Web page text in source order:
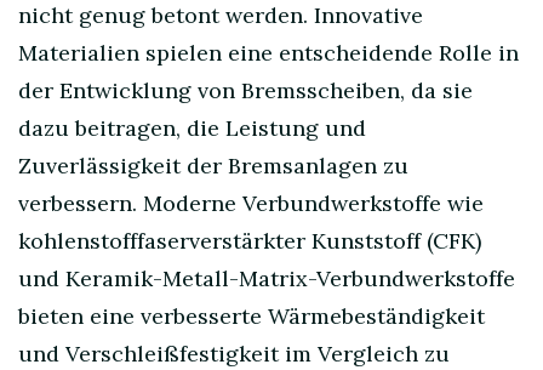
nicht genug betont werden. Innovative
Materialien spielen eine entscheidende Rolle in
der Entwicklung von Bremsscheiben, da sie
dazu beitragen, die Leistung und
Zuverlässigkeit der Bremsanlagen zu
verbessern. Moderne Verbundwerkstoffe wie
kohlenstofffaserverstärkter Kunststoff (CFK)
und Keramik-Metall-Matrix-Verbundwerkstoffe
bieten eine verbesserte Wärmebeständigkeit
und Verschleißfestigkeit im Vergleich zu